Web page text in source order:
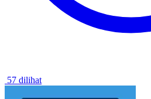
57 dilihat